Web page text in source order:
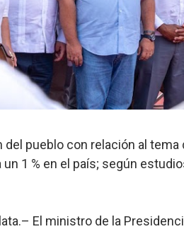
Amigos es reconocido
Popular escala 17 posiciones
y el SRSO actualizan Manual de
de León responde a Roberto
55 años sembrando
interagencial frena delitos
del pueblo con relación al
1 % en el país; según
El ministro de la